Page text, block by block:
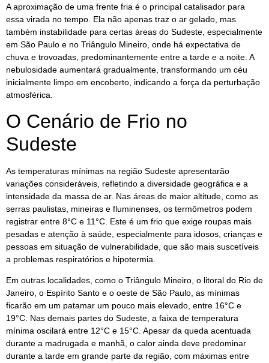
A aproximação de uma frente fria é o principal catalisador para
essa virada no tempo. Ela não apenas traz o ar gelado, mas
também instabilidade para certas áreas do Sudeste, especialmente
em São Paulo e no Triângulo Mineiro, onde há expectativa de
chuva e trovoadas, predominantemente entre a tarde e a noite. A
nebulosidade aumentará gradualmente, transformando um céu
inicialmente limpo em encoberto, indicando a força da perturbação
atmosférica.
O Cenário de Frio no
Sudeste
As temperaturas mínimas na região Sudeste apresentarão
variações consideráveis, refletindo a diversidade geográfica e a
intensidade da massa de ar. Nas áreas de maior altitude, como as
serras paulistas, mineiras e fluminenses, os termômetros podem
registrar entre 8°C e 11°C. Este é um frio que exige roupas mais
pesadas e atenção à saúde, especialmente para idosos, crianças e
pessoas em situação de vulnerabilidade, que são mais suscetíveis
a problemas respiratórios e hipotermia.
Em outras localidades, como o Triângulo Mineiro, o litoral do Rio de
Janeiro, o Espírito Santo e o oeste de São Paulo, as mínimas
ficarão em um patamar um pouco mais elevado, entre 16°C e
19°C. Nas demais partes do Sudeste, a faixa de temperatura
mínima oscilará entre 12°C e 15°C. Apesar da queda acentuada
durante a madrugada e manhã, o calor ainda deve predominar
durante a tarde em grande parte da região, com máximas entre